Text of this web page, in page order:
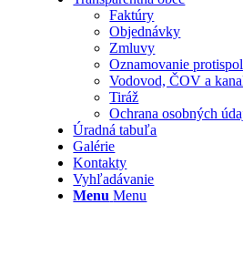
Faktúry
Objednávky
Zmluvy
Oznamovanie
Vodovod, ČOV a
Tiráž
Ochrana osobných
Úradná tabuľa
Galérie
Kontakty
Vyhľadávanie
Menu Menu